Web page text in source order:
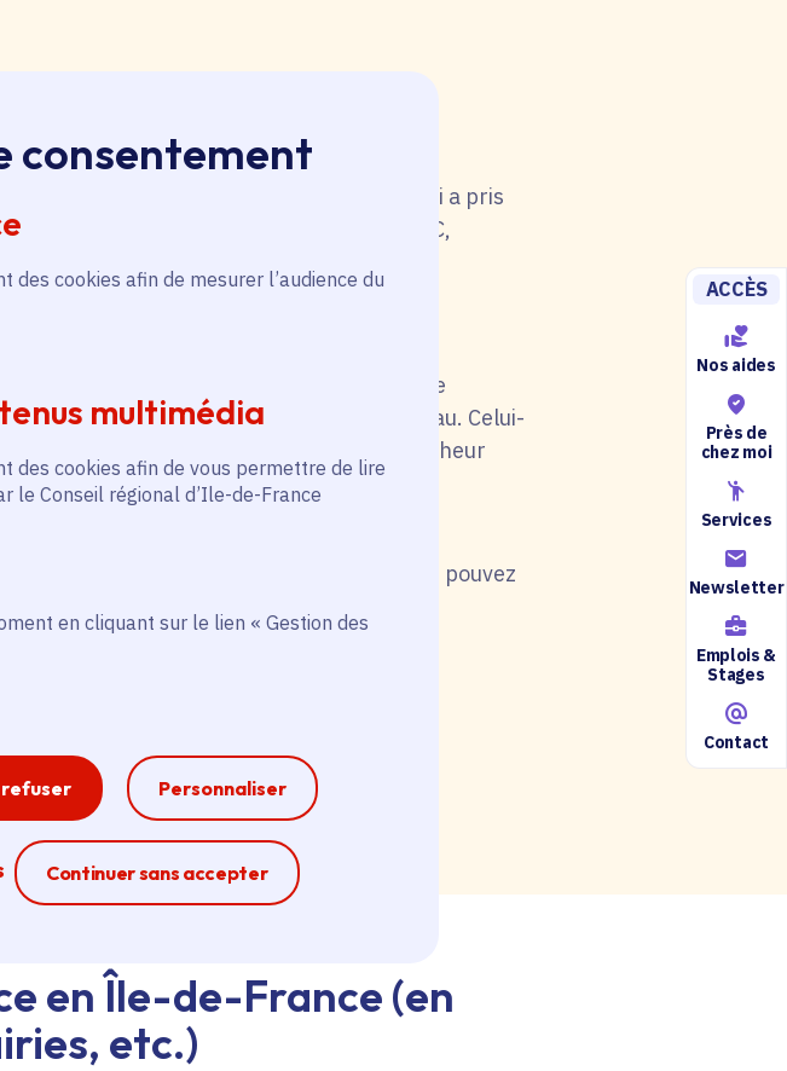
consentement
des cookies afin de mesurer l’audience du
multimédia
des cookies afin de vous permettre de lire
le Conseil régional d’Ile-de-France
en cliquant sur le lien « Gestion des
Personnaliser
Continuer sans accepter
Ferme la modale
ACCÈS
Nos aides
Près de
chez moi
Services
Newsletter
Emplois &
Stages
Contact
» pour qu'il soit en rouge. Une anomalie
au niveau du tableau. Celui-ci a pris
par catégorie (emploi de catégorie A/B/C,
78, 91, 92, 93, 94, 95).
spontanée » pour qu'il soit en rouge. Une
page. Redescendez au niveau du tableau. Celui-
siège ou lycées et votre situation (chercheur
et candidatez.
ou dans les lycées, avant de postuler, vous pouvez
en utilisantle formulaire accessible ici.
en Île-de-France (en
etc.)